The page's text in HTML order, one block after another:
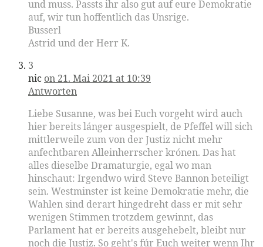
und muss. Passts ihr also gut auf eure Demokratie
auf, wir tun hoffentlich das Unsrige.
Busserl
Astrid und der Herr K.
3
nic on 21. Mai 2021 at 10:39
Antworten
Liebe Susanne, was bei Euch vorgeht wird auch
hier bereits lánger ausgespielt, de Pfeffel will sich
mittlerweile zum von der Justiz nicht mehr
anfechtbaren Alleinherrscher krónen. Das hat
alles dieselbe Dramaturgie, egal wo man
hinschaut: Irgendwo wird Steve Bannon beteiligt
sein. Westminster ist keine Demokratie mehr, die
Wahlen sind derart hingedreht dass er mit sehr
wenigen Stimmen trotzdem gewinnt, das
Parlament hat er bereits ausgehebelt, bleibt nur
noch die Justiz. So geht's fúr Euch weiter wenn Ihr